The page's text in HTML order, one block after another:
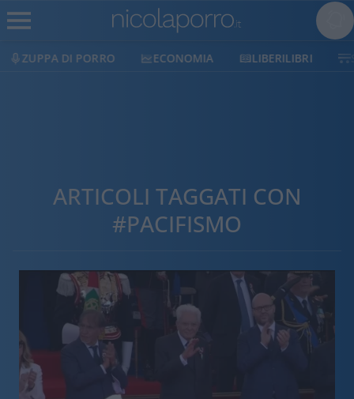
ECONOMIA LIBERILIBRI SHOP SOSTIENICI
ARTICOLI TAGGATI CON
#PACIFISMO